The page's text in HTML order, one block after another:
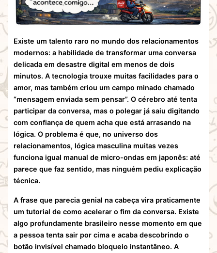
Existe um talento raro no mundo dos relacionamentos
modernos: a habilidade de transformar uma conversa
delicada em desastre digital em menos de dois
minutos. A tecnologia trouxe muitas facilidades para o
amor, mas também criou um campo minado chamado
“mensagem enviada sem pensar”. O cérebro até tenta
participar da conversa, mas o polegar já saiu digitando
com confiança de quem acha que está arrasando na
lógica. O problema é que, no universo dos
relacionamentos, lógica masculina muitas vezes
funciona igual manual de micro-ondas em japonês: até
parece que faz sentido, mas ninguém pediu explicação
técnica.
A frase que parecia genial na cabeça vira praticamente
um tutorial de como acelerar o fim da conversa. Existe
algo profundamente brasileiro nesse momento em que
a pessoa tenta sair por cima e acaba descobrindo o
botão invisível chamado bloqueio instantâneo. A